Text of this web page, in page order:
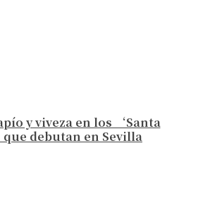
y viveza en los ‘Santa
debutan en Sevilla